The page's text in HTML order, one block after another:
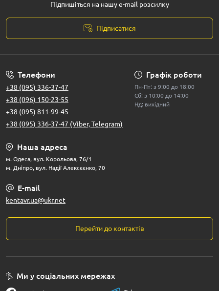
Підпишіться на нашу e-mail розсилку
Підписатися
Телефони
+38 (095) 336-37-47
+38 (096) 150-23-55
+38 (095) 811-99-45
+38 (095) 336-37-47 (Viber, Telegram)
Графік роботи
Пн-Пт: з 9:00 до 18:00
Сб: з 10:00 до 14:00
Нд: вихідний
Наша адреса
м. Одеса, вул. Корольова, 76/1
м. Дніпро, вул. Надії Алексєєнко, 70
E-mail
kentavr.ua@ukr.net
Перейти до контактів
Ми у соціальних мережах